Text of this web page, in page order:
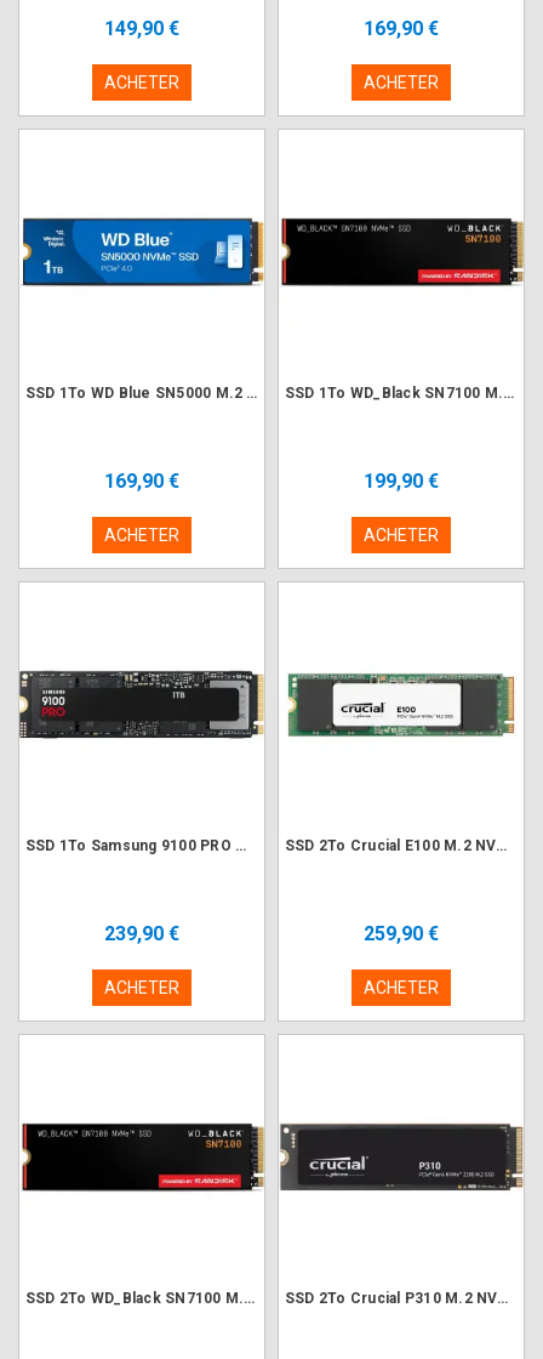
149,90 €
ACHETER
169,90 €
ACHETER
SSD 1To WD Blue SN5000 M.2 NVMe PCIe 4.0
169,90 €
ACHETER
SSD 1To WD_Black SN7100 M.2 NVMe PCIe 4.0
199,90 €
ACHETER
SSD 1To Samsung 9100 PRO MZ-VAP1T0BW M.2 NVMe PCIe 5.0
239,90 €
ACHETER
SSD 2To Crucial E100 M.2 NVMe PCIe 4.0 (Tray)
259,90 €
ACHETER
SSD 2To WD_Black SN7100 M.2 NVMe PCIe 4.0 SSD 2To Crucial P310 M.2 NVMe PCIe 4.0